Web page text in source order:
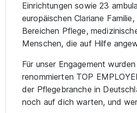
Einrichtungen sowie 23
europäischen Clariane
Bereichen Pflege,
Menschen, die auf Hilfe
Für unser Engagement
renommierten TOP
der Pflegebranche in
noch auf dich warten, und